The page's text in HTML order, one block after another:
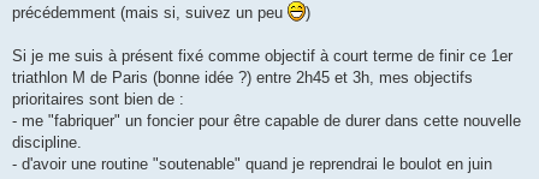
précédemment (mais si, suivez un peu
)
Si je me suis à présent fixé comme objectif à court terme de finir ce 1er
triathlon M de Paris (bonne idée ?) entre 2h45 et 3h, mes objectifs
prioritaires sont bien de :
- me "fabriquer" un foncier pour être capable de durer dans cette nouvelle
discipline.
- d'avoir une routine "soutenable" quand je reprendrai le boulot en juin